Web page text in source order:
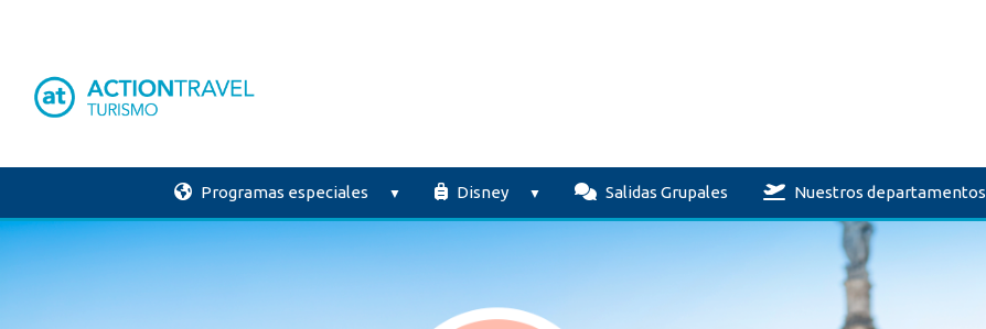
Programas especiales Disney Salidas Grupales Nuestros departamentos